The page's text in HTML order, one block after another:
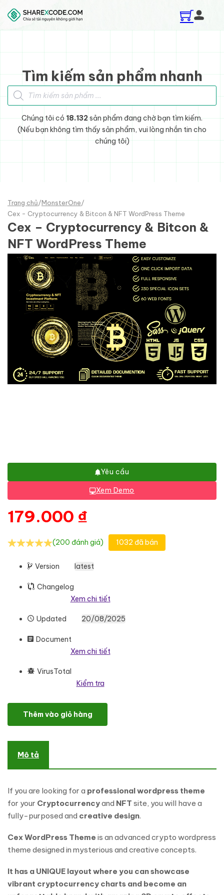
Skip to main content
Skip to footer
Tìm kiếm sản phẩm nhanh
Tìm kiếm sản phẩm
Chúng tôi có 18.132sản phẩm đang chờ bạn tìm kiếm.
(Nếu bạn không tìm thấy sản phẩm, vui lòng nhắn tin cho
chúng tôi)
Trang chủ/MonsterOne/
Cex - Cryptocurrency & Bitcon & NFT WordPress Theme
Cex – Cryptocurrency & Bitcon &
NFT WordPress Theme
Yêu cầu
Xem Demo
179.000 ₫
(200 đánh giá) 1032 đã bán
Version latest
Changelog
Xem chi tiết
Updated 20/08/2025
Document
Xem chi tiết
VirusTotal
Kiểm tra
Cex - Cryptocurrency & Bitcon & NFT WordPress Theme số lượng
Thêm vào giỏ hàng
Mô tả
If you are looking for a professional wordpress theme
for your Cryptocurrencyand NFT site, you will have a
fully-purposed and creative design.
Cex WordPress Theme is an advanced crypto wordpress
theme designed in mysterious and creative concepts.
It has a UNIQUE layout where you can showcase
vibrant cryptocurrency charts and become an